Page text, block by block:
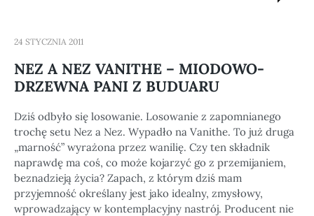
24 STYCZNIA 2011
NEZ A NEZ VANITHE – MIODOWO-
DRZEWNA PANI Z BUDUARU
Dziś odbyło się losowanie. Losowanie z zapomnianego
trochę setu Nez a Nez. Wypadło na Vanithe. To już druga
„marność” wyrażona przez wanilię. Czy ten składnik
naprawdę ma coś, co może kojarzyć go z przemijaniem,
beznadzieją życia? Zapach, z którym dziś mam
przyjemność określany jest jako idealny, zmysłowy,
wprowadzający w kontemplacyjny nastrój. Producent nie